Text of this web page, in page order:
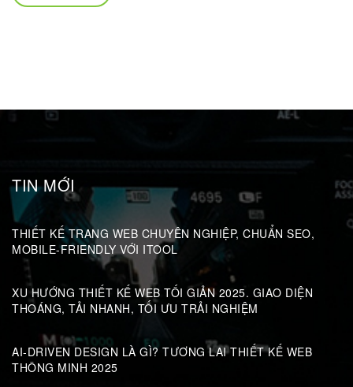
TIN MỚI
THIẾT KẾ TRANG WEB CHUYÊN NGHIỆP, CHUẨN SEO,
MOBILE-FRIENDLY VỚI ITOOL
XU HƯỚNG THIẾT KẾ WEB TỐI GIẢN 2025. GIAO DIỆN
THOÁNG, TẢI NHANH, TỐI ƯU TRẢI NGHIỆM
AI-DRIVEN DESIGN LÀ GÌ? TƯƠNG LAI THIẾT KẾ WEB
THÔNG MINH 2025